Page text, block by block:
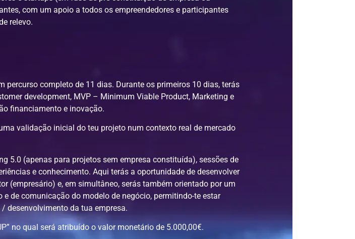
com um apoio a todos os empreendedores e participantes
relevo.
percurso completo de 11 dias. Durante os primeiros 10 dias, terás
development, MVP – Minimum Viable Product, Marketing e
financiamento e inovação.
validação inicial do teu projeto num contexto real de mercado
5.0 (apenas para projetos sem empresa constituída), sessões de
e conhecimento. Aqui terás a oportunidade de desenvolver
(empresário) e, em simultâneo, serás também orientado por um
de comunicação do modelo de negócio, permitindo-te estar
desenvolvimento da tua empresa.
no qual será atribuído o valor monetário de 5.000,00€.